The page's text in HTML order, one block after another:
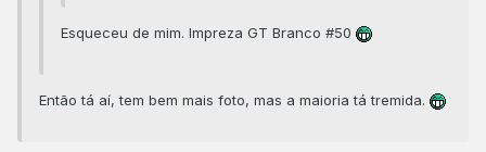
Esqueceu de mim. Impreza GT Branco #50
Então tá aí, tem bem mais foto, mas a maioria tá tremida.